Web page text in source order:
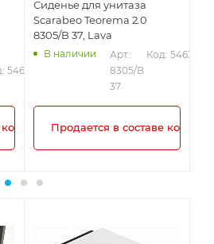
54636
Сиденье для унитаза
Scarabeo Teorema 2.0
8305/B 37, Lava
В наличии
Арт.:
8305/B
37
Код: 54631
Продается в составе